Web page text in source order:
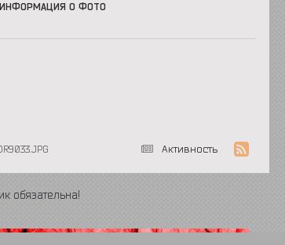
ИНФОРМАЦИЯ О ФОТО
Активность
обязательна!